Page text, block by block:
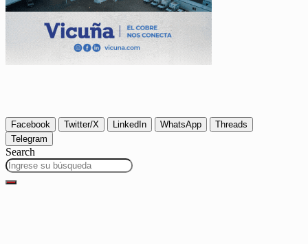
Facebook Twitter/X LinkedIn WhatsApp
Threads
Telegram
Search